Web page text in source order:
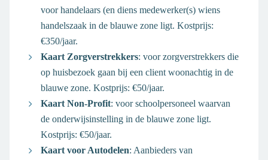
voor handelaars (en diens medewerker(s) wiens
handelszaak in de blauwe zone ligt. Kostprijs:
€350/jaar.
Kaart Zorgverstrekkers: voor zorgverstrekkers die
op huisbezoek gaan bij een client woonachtig in de
blauwe zone. Kostprijs: €50/jaar.
Kaart Non-Profit: voor schoolpersoneel waarvan
de onderwijsinstelling in de blauwe zone ligt.
Kostprijs: €50/jaar.
Kaart voor Autodelen: Aanbieders van